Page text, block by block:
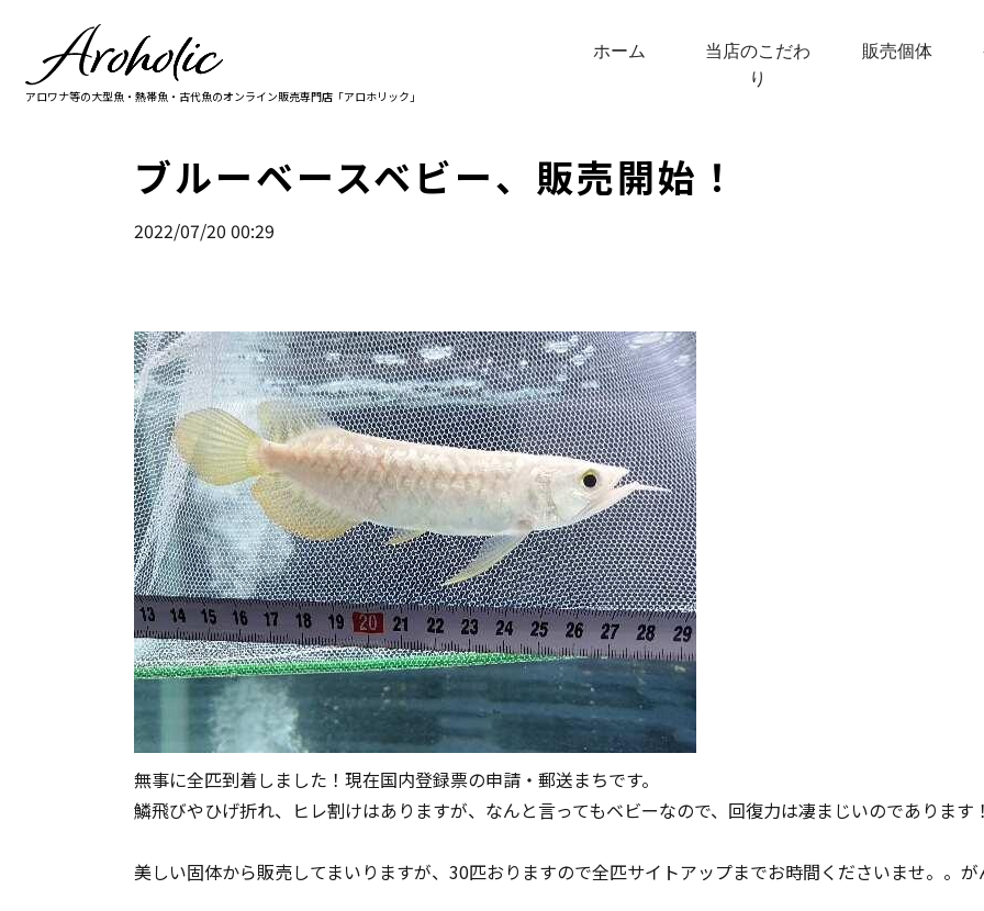
アロワナ等の大型魚・熱帯魚・古代魚のオンライン販売専門店「アロホリック」
ホーム
当店のこだわ
り
販売個体
ブルーベースベビー、販売開始！
2022/07/20 00:29
無事に全匹到着しました！現在国内登録票の申請・郵送まちです。
鱗飛びやひげ折れ、ヒレ割けはありますが、なんと言ってもベビーなので、回復力は凄まじいのでありま
美しい固体から販売してまいりますが、30匹おりますので全匹サイトアップまでお時間くださいませ。。が